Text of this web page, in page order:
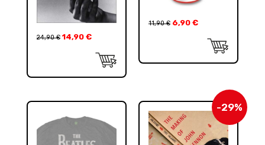
24,90€ 14,90 €
11,90€ 6,90 €
-29%